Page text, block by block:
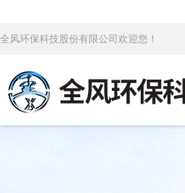
全风环保科技股份有限公司欢迎您！